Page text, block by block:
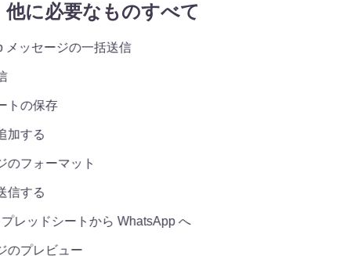
他に必要なものすべて
ッセージの一括送信
の保存
する
フォーマット
する
ッドシートから WhatsApp へ
プレビュー